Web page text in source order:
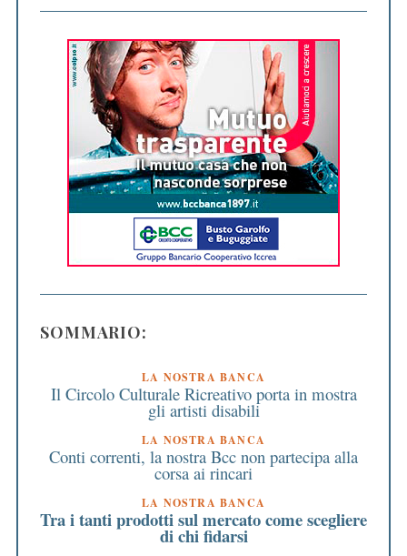
SOMMARIO:
LA NOSTRA BANCA
Il Circolo Culturale Ricreativo porta in mostra
gli artisti disabili
LA NOSTRA BANCA
Conti correnti, la nostra Bcc non partecipa alla
corsa ai rincari
LA NOSTRA BANCA
Tra i tanti prodotti sul mercato come scegliere
di chi fidarsi